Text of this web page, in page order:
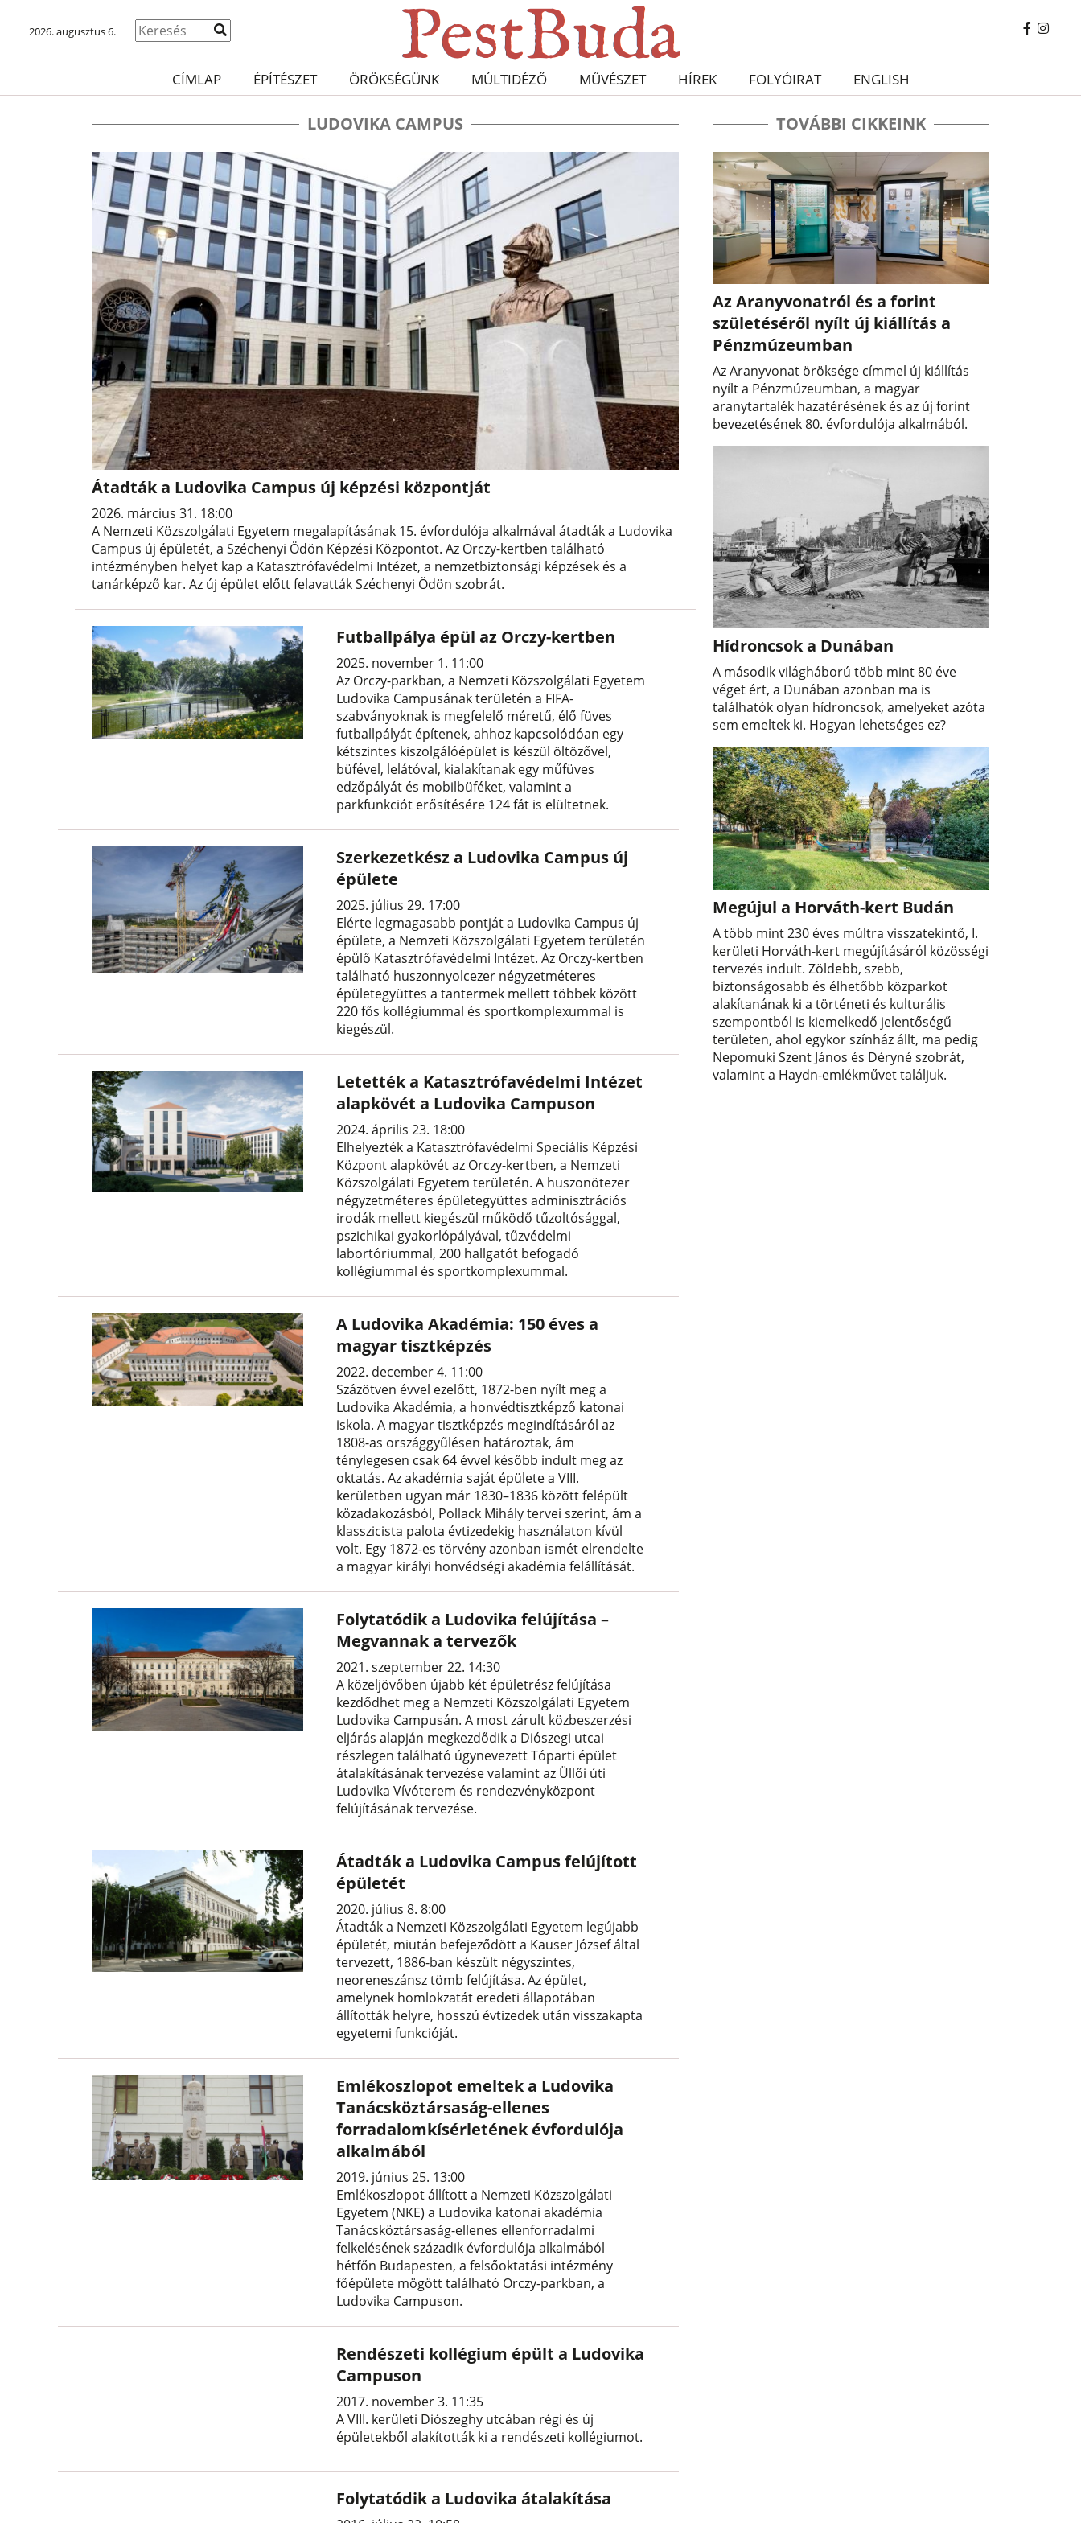
2026. augusztus 6.
CÍMLAP ÉPÍTÉSZET ÖRÖKSÉGÜNK MÚLTIDÉZŐ MŰVÉSZET HÍREK FOLYÓIRAT ENGLISH
LUDOVIKA CAMPUS
Átadták a Ludovika Campus új képzési központját
2026. március 31. 18:00
A Nemzeti Közszolgálati Egyetem megalapításának 15. évfordulója alkalmával átadták a Ludovika
Campus új épületét, a Széchenyi Ödön Képzési Központot. Az Orczy-kertben található
intézményben helyet kap a Katasztrófavédelmi Intézet, a nemzetbiztonsági képzések és a
tanárképző kar. Az új épület előtt felavatták Széchenyi Ödön szobrát.
Futballpálya épül az Orczy-kertben
2025. november 1. 11:00
Az Orczy-parkban, a Nemzeti Közszolgálati Egyetem
Ludovika Campusának területén a FIFA-
szabványoknak is megfelelő méretű, élő füves
futballpályát építenek, ahhoz kapcsolódóan egy
kétszintes kiszolgálóépület is készül öltözővel,
büfével, lelátóval, kialakítanak egy műfüves
edzőpályát és mobilbüféket, valamint a
parkfunkciót erősítésére 124 fát is elültetnek.
Szerkezetkész a Ludovika Campus új
épülete
2025. július 29. 17:00
Elérte legmagasabb pontját a Ludovika Campus új
épülete, a Nemzeti Közszolgálati Egyetem területén
épülő Katasztrófavédelmi Intézet. Az Orczy-kertben
található huszonnyolcezer négyzetméteres
épületegyüttes a tantermek mellett többek között
220 fős kollégiummal és sportkomplexummal is
kiegészül.
Letették a Katasztrófavédelmi Intézet
alapkövét a Ludovika Campuson
2024. április 23. 18:00
Elhelyezték a Katasztrófavédelmi Speciális Képzési
Központ alapkövét az Orczy-kertben, a Nemzeti
Közszolgálati Egyetem területén. A huszonötezer
négyzetméteres épületegyüttes adminisztrációs
irodák mellett kiegészül működő tűzoltósággal,
pszichikai gyakorlópályával, tűzvédelmi
labortóriummal, 200 hallgatót befogadó
kollégiummal és sportkomplexummal.
A Ludovika Akadémia: 150 éves a
magyar tisztképzés
2022. december 4. 11:00
Százötven évvel ezelőtt, 1872-ben nyílt meg a
Ludovika Akadémia, a honvédtisztképző katonai
iskola. A magyar tisztképzés megindításáról az
1808-as országgyűlésen határoztak, ám
ténylegesen csak 64 évvel később indult meg az
oktatás. Az akadémia saját épülete a VIII.
kerületben ugyan már 1830–1836 között felépült
közadakozásból, Pollack Mihály tervei szerint, ám a
klasszicista palota évtizedekig használaton kívül
volt. Egy 1872-es törvény azonban ismét elrendelte
a magyar királyi honvédségi akadémia felállítását.
Folytatódik a Ludovika felújítása –
Megvannak a tervezők
2021. szeptember 22. 14:30
A közeljövőben újabb két épületrész felújítása
kezdődhet meg a Nemzeti Közszolgálati Egyetem
Ludovika Campusán. A most zárult közbeszerzési
eljárás alapján megkezdődik a Diószegi utcai
részlegen található úgynevezett Tóparti épület
átalakításának tervezése valamint az Üllői úti
Ludovika Vívóterem és rendezvényközpont
felújításának tervezése.
Átadták a Ludovika Campus felújított
épületét
2020. július 8. 8:00
Átadták a Nemzeti Közszolgálati Egyetem legújabb
épületét, miután befejeződött a Kauser József által
tervezett, 1886-ban készült négyszintes,
neoreneszánsz tömb felújítása. Az épület,
amelynek homlokzatát eredeti állapotában
állították helyre, hosszú évtizedek után visszakapta
egyetemi funkcióját.
Emlékoszlopot emeltek a Ludovika
Tanácsköztársaság-ellenes
forradalomkísérletének évfordulója
alkalmából
2019. június 25. 13:00
Emlékoszlopot állított a Nemzeti Közszolgálati
Egyetem (NKE) a Ludovika katonai akadémia
Tanácsköztársaság-ellenes ellenforradalmi
felkelésének századik évfordulója alkalmából
hétfőn Budapesten, a felsőoktatási intézmény
főépülete mögött található Orczy-parkban, a
Ludovika Campuson.
Rendészeti kollégium épült a Ludovika
Campuson
2017. november 3. 11:35
A VIII. kerületi Diószeghy utcában régi és új
épületekből alakították ki a rendészeti kollégiumot.
Folytatódik a Ludovika átalakítása
TOVÁBBI CIKKEINK
Az Aranyvonatról és a forint
születéséről nyílt új kiállítás a
Pénzmúzeumban
Az Aranyvonat öröksége címmel új kiállítás
nyílt a Pénzmúzeumban, a magyar
aranytartalék hazatérésének és az új forint
bevezetésének 80. évfordulója alkalmából.
Hídroncsok a Dunában
A második világháború több mint 80 éve
véget ért, a Dunában azonban ma is
találhatók olyan hídroncsok, amelyeket azóta
sem emeltek ki. Hogyan lehetséges ez?
Megújul a Horváth-kert Budán
A több mint 230 éves múltra visszatekintő, I.
kerületi Horváth-kert megújításáról közösségi
tervezés indult. Zöldebb, szebb,
biztonságosabb és élhetőbb közparkot
alakítanának ki a történeti és kulturális
szempontból is kiemelkedő jelentőségű
területen, ahol egykor színház állt, ma pedig
Nepomuki Szent János és Déryné szobrát,
valamint a Haydn-emlékművet találjuk.